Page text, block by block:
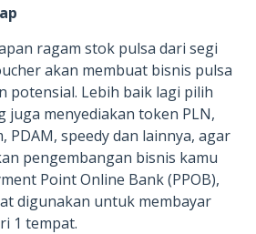
ragam stok pulsa dari segi
akan membuat bisnis pulsa
potensial. Lebih baik lagi pilih
juga menyediakan token PLN,
PDAM, speedy dan lainnya, agar
pengembangan bisnis kamu
Point Online Bank (PPOB),
digunakan untuk membayar
1 tempat.